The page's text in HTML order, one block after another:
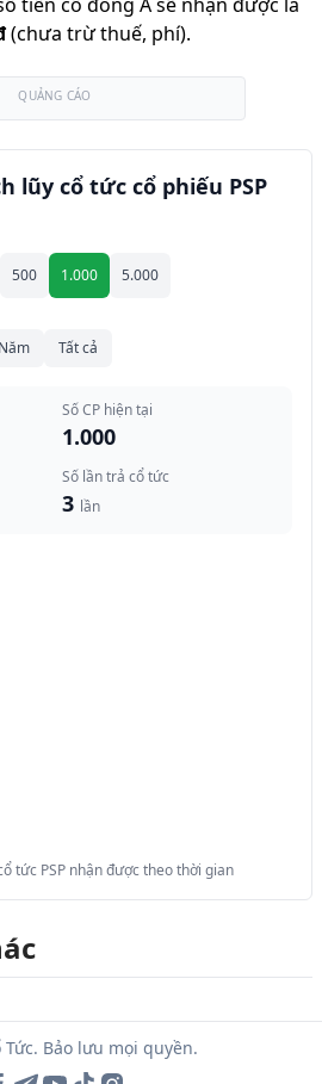
(chưa trừ thuế, phí).
QUẢNG CÁO
lũy cổ tức cổ phiếu PSP
500 1.000 5.000
Tất cả
Số CP hiện tại
1.000
Số lần trả cổ tức
3 lần
tức PSP nhận được theo thời gian
Tức. Bảo lưu mọi quyền.